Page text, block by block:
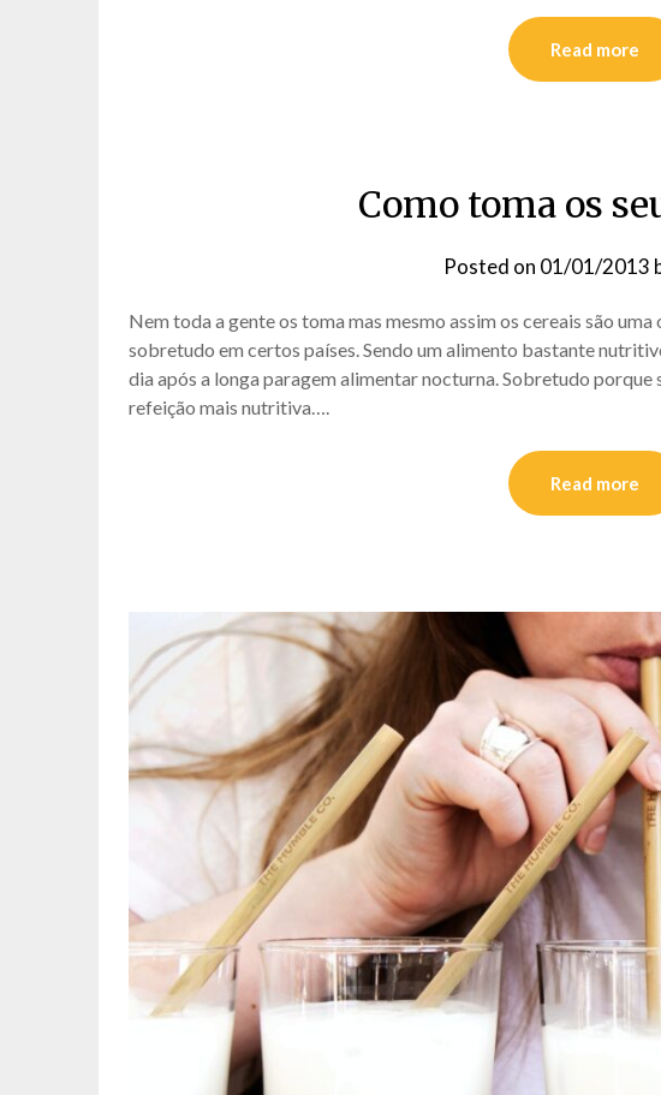
Read more
Como toma os
Posted on 01/01/2013
Nem toda a gente os toma mas mesmo assim os cereais são
sobretudo em certos países. Sendo um alimento bastante
dia após a longa paragem alimentar nocturna. Sobretudo porque
refeição mais nutritiva….
Read more